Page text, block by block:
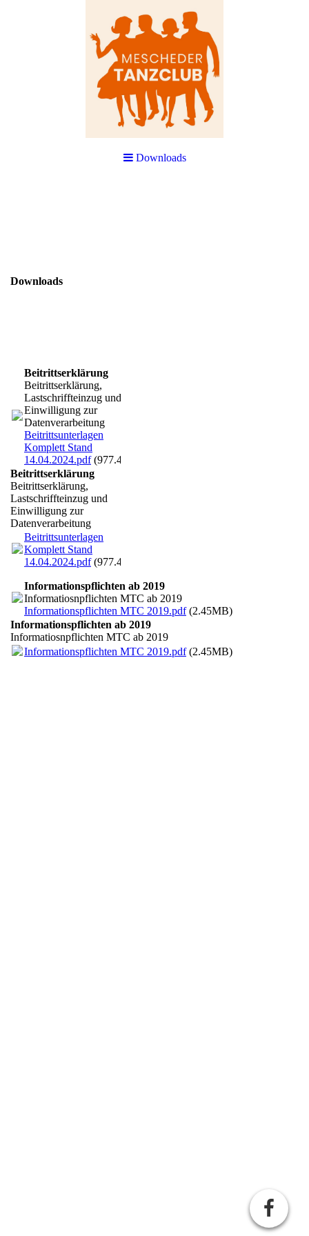
Downloads
Downloads
Beitrittserklärung
Beitrittserklärung,
Lastschriffteinzug und
Einwilligung zur
Datenverarbeitung
Beitrittsunterlagen
Komplett Stand
14.04.2024.pdf(977.4KB)
Beitrittserklärung
Beitrittserklärung,
Lastschriffteinzug und
Einwilligung zur
Datenverarbeitung
Beitrittsunterlagen
Komplett Stand
14.04.2024.pdf(977.4KB)
Informationspflichten ab 2019
Informatiosnpflichten MTC ab 2019
Informationspflichten MTC 2019.pdf(2.45MB)
Informationspflichten ab 2019
Informatiosnpflichten MTC ab 2019
Informationspflichten MTC 2019.pdf(2.45MB)